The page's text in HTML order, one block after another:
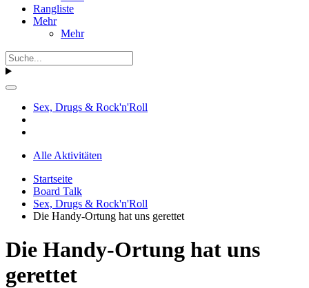
Rangliste
Mehr
Mehr
Sex, Drugs & Rock'n'Roll
Alle Aktivitäten
Startseite
Board Talk
Sex, Drugs & Rock'n'Roll
Die Handy-Ortung hat uns gerettet
Die Handy-Ortung hat uns
gerettet